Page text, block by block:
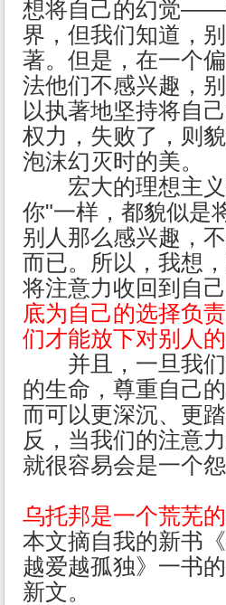
想将自己的幻觉
界，但我们知道，
著。但是，在一个
法他们不感兴趣，
以执著地坚持将自
权力，失败了，则
泡沫幻灭时的美。
宏大的理想主义
你"一样，都貌似是
别人那么感兴趣，
而已。所以，我想
将注意力收回到自己
底为自己的选择负
们才能放下对别人的
并且，一旦我们
的生命，尊重自己
而可以更深沉、更
反，当我们的注意
就很容易会是一个
乌托邦是一个荒芜
本文摘自我的新书
越爱越孤独》一书
新文。